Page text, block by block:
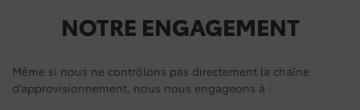
NOTRE ENGAGEMENT
Même si nous ne contrôlons pas directement la chaîne
d’approvisionnement, nous nous engageons à :